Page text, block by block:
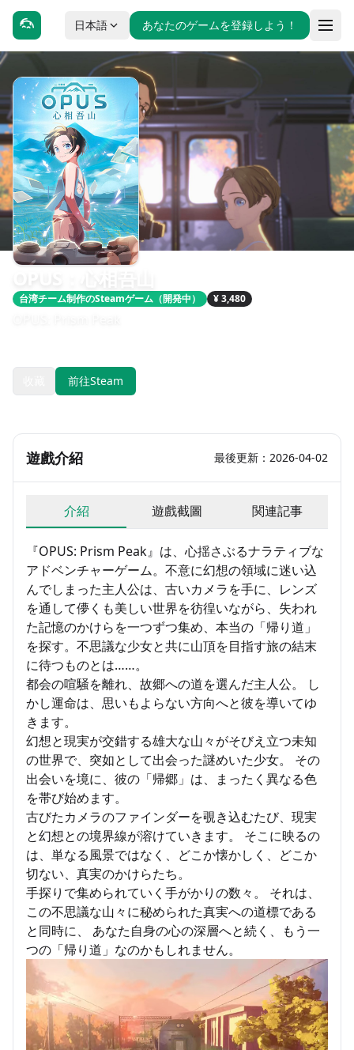
日本語 あなたのゲームを登録しよう！
台湾チーム制作のSteamゲーム（開発中） ¥ 3,480
前往Steam
遊戲介紹 最後更新：2026-04-02
介紹 遊戲截圖 関連記事
『OPUS: Prism Peak』は、心揺さぶるナラティブな
アドベンチャーゲーム。不意に幻想の領域に迷い込
んでしまった主人公は、古いカメラを手に、レンズ
を通して儚くも美しい世界を彷徨いながら、失われ
た記憶のかけらを一つずつ集め、本当の「帰り道」
を探す。不思議な少女と共に山頂を目指す旅の結末
に待つものとは……。
都会の喧騒を離れ、故郷への道を選んだ主人公。 し
かし運命は、思いもよらない方向へと彼を導いてゆ
きます。
幻想と現実が交錯する雄大な山々がそびえ立つ未知
の世界で、突如として出会った謎めいた少女。 その
出会いを境に、彼の「帰郷」は、まったく異なる色
を帯び始めます。
古びたカメラのファインダーを覗き込むたび、現実
と幻想との境界線が溶けていきます。 そこに映るの
は、単なる風景ではなく、どこか懐かしく、どこか
切ない、真実のかけらたち。
手探りで集められていく手がかりの数々。 それは、
この不思議な山々に秘められた真実への道標である
と同時に、 あなた自身の心の深層へと続く、もう一
つの「帰り道」なのかもしれません。